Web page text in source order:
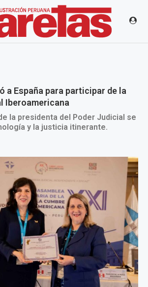
a España para participar de la
Iberoamericana
la presidenta del Poder Judicial se
y la justicia itinerante.